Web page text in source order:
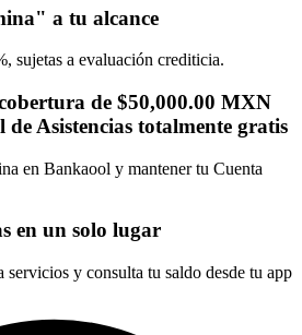
a tu alcance
sujetas a evaluación crediticia.
de $50,000.00 MXN
Asistencias totalmente gratis
en Bankaool y mantener tu Cuenta
en un solo lugar
y consulta tu saldo desde tu app